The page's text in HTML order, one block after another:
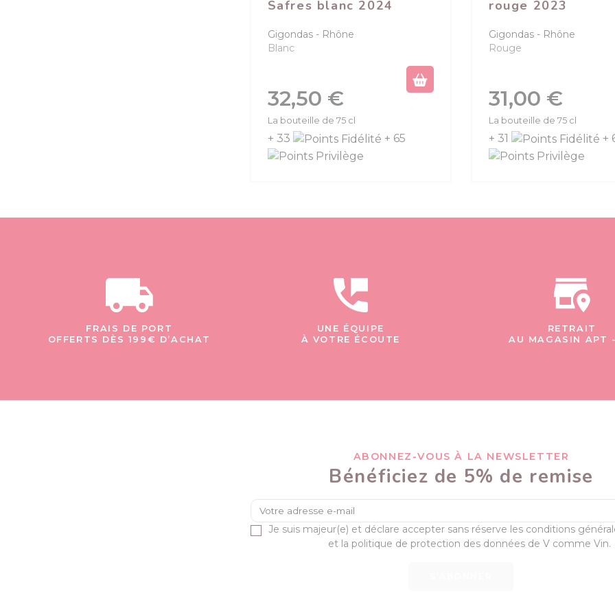
Safres blanc 2024
Gigondas
Rhône
Blanc
Prix
32,50 €
La bouteille de 75 cl
+ 33 + 65
rouge 2023
Gigondas
Rhône
Rouge
Prix
31,00 €
La bouteille de 75 cl
+ 31 +
FRAIS DE PORT
OFFERTS DÈS 199€ D’ACHAT
UNE ÉQUIPE
À VOTRE ÉCOUTE
RETRAIT
AU MAGASIN APT
ABONNEZ-VOUS À LA NEWSLETTER
Bénéficiez de 5% de remise
Je suis majeur(e) et déclare accepter sans réserve les conditions
et la politique de protection des données de V comme Vin.